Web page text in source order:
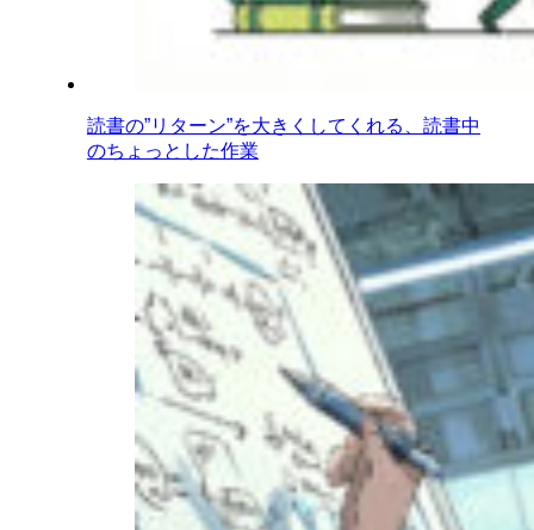
読書の”リターン”を大きくしてくれる、読書中
のちょっとした作業